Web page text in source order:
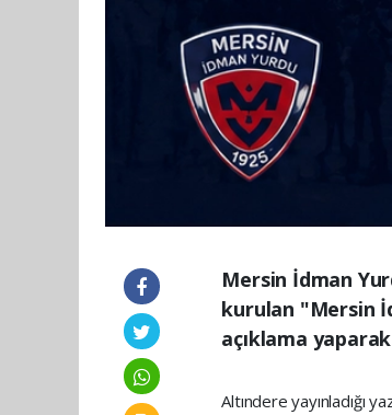
Mersin İdman
kurulan "Mersin
açıklama
Altındere yayınladığı